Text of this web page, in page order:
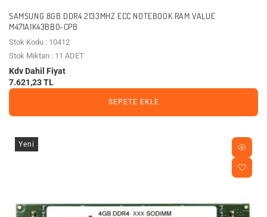
SAMSUNG 8GB DDR4 2133MHZ ECC NOTEBOOK RAM VALUE
M471A1K43BB0-CPB
Stok Kodu : 10412
Stok Miktarı : 11 ADET
Kdv Dahil Fiyat
7.621,23 TL
SEPETE EKLE
Yeni